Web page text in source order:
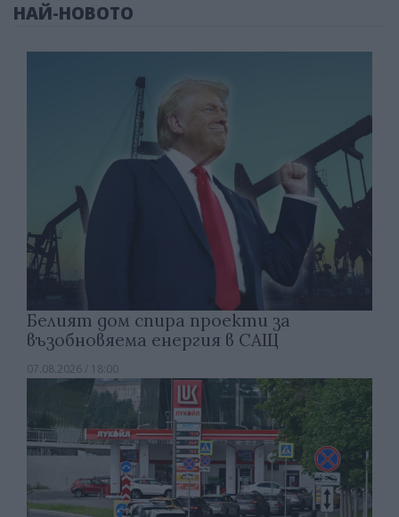
НАЙ-НОВОТО
Белият дом спира проекти за
възобновяема енергия в САЩ
07.08.2026 / 18:00